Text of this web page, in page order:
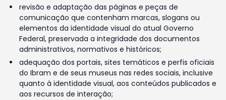
revisão e adaptação das páginas e peças de
comunicação que contenham marcas, slogans ou
elementos da identidade visual do atual Governo
Federal, preservada a integridade dos documentos
administrativos, normativos e históricos;
adequação dos portais, sites temáticos e perfis oficiais
do Ibram e de seus museus nas redes sociais, inclusive
quanto à identidade visual, aos conteúdos publicados e
aos recursos de interação;